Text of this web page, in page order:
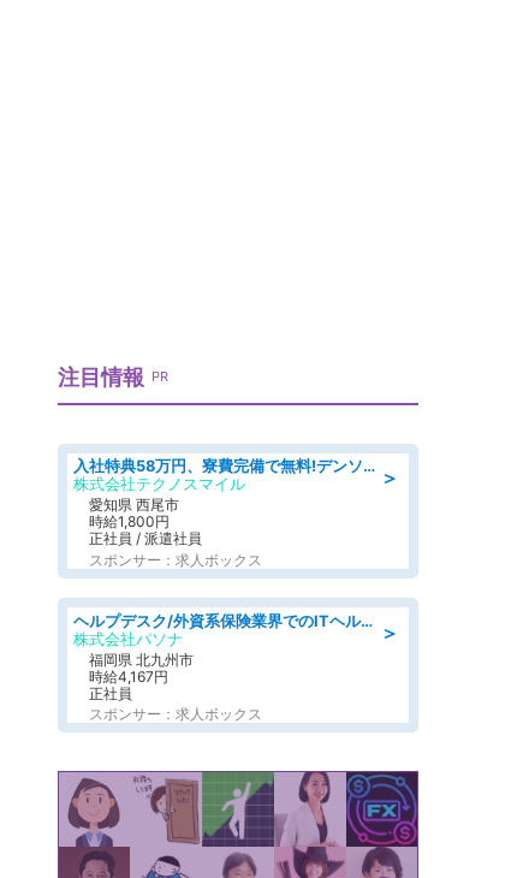
注目情報 PR
＞
入社特典58万円、寮費完備で無料!デンソーで働こう!自動車工場で小型部品の検査業務 denso aichi
株式会社テクノスマイル
愛知県 西尾市
時給1,800円
正社員 / 派遣社員
スポンサー：求人ボックス
＞
ヘルプデスク/外資系保険業界でのITヘルプデスク業務/駅近/即日勤務可/ヘルプデスク
株式会社パソナ
福岡県 北九州市
時給4,167円
正社員
スポンサー：求人ボックス